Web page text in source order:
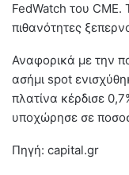
FedWatch του
πιθανότητες
Αναφορικά με την
ασήμι spot
πλατίνα κέρδισε
υποχώρησε σε
Πηγή: capital.gr